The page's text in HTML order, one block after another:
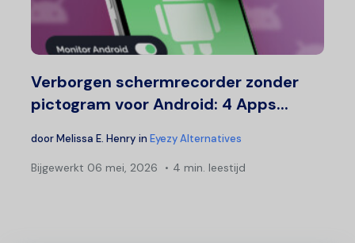
Verborgen schermrecorder zonder
pictogram voor Android: 4 Apps...
doorMelissa E. Henry in Eyezy Alternatives
Bijgewerkt 06 mei, 2026 4 min. leestijd